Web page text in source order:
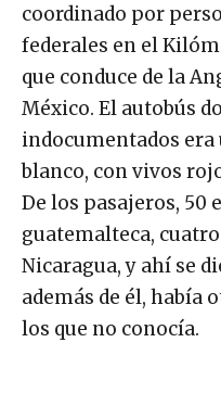
coordinado por
federales en el
que conduce de la
México. El autobús
indocumentados era
blanco, con vivos
De los pasajeros, 50
guatemalteca,
Nicaragua, y ahí se
además de él, había
los que no conocía.